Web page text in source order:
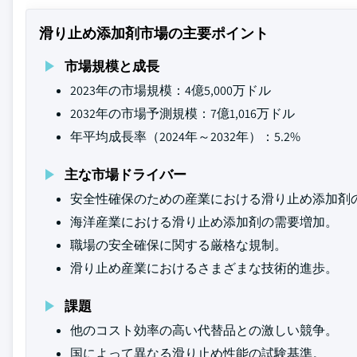
滑り止め添加剤市場の主要ポイント
市場規模と成長
2023年の市場規模：4億5,000万ドル
2032年の市場予測規模：7億1,016万ドル
年平均成長率（2024年～2032年）：5.2%
主な市場ドライバー
安全性確保のための産業における滑り止め添加剤
海洋産業における滑り止め添加剤の需要増加。
職場の安全確保に関する厳格な規制。
滑り止め産業におけるさまざまな技術的進歩。
課題
他のコスト効率の高い代替品との激しい競争。
国によって異なる滑り止め性能の試験基準。